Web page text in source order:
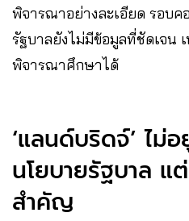
พิจารณาอย่างละเอียด รอบค
รัฐบาลยังไม่มีข้อมูลที่ชัดเจน
พิจารณาศึกษาได้
‘แลนด์บริดจ์’ ไม่
นโยบายรัฐบาล แ
สำคัญ